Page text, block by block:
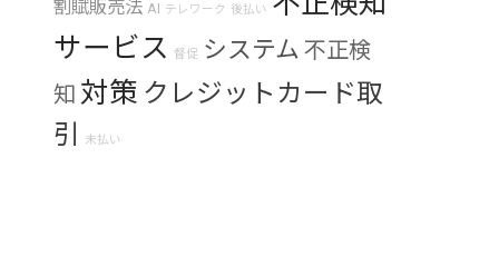
割賦販売法 AI テレワーク 後払い
サービス
督促 システム 不正検
知 対策 クレジットカード取
引
未払い